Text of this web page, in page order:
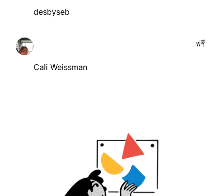
desbyseb
Cali Weissman
ฟรี